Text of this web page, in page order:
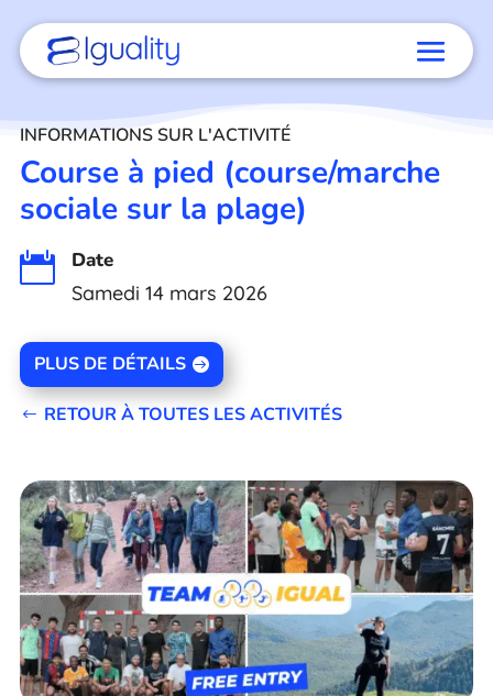
INFORMATIONS SUR L'ACTIVITÉ
Course à pied (course/marche
sociale sur la plage)

Date
Samedi 14 mars 2026
PLUS DE DÉTAILS
RETOUR À TOUTES LES ACTIVITÉS